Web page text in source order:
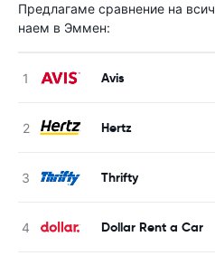
Предлагаме сравнение на
наем в Эммен:
Avis
Hertz
Thrifty
Dollar Rent a Car